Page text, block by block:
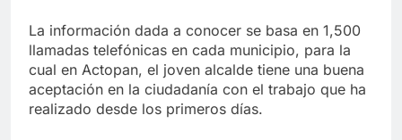
La información dada a conocer se basa en 1,500
llamadas telefónicas en cada municipio, para la
cual en Actopan, el joven alcalde tiene una buena
aceptación en la ciudadanía con el trabajo que ha
realizado desde los primeros días.